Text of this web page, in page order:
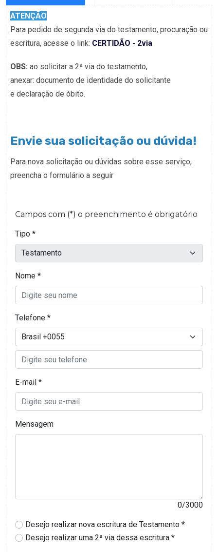
ATENÇÃO
Para pedido de segunda via do testamento, procuração ou
escritura, acesse o link: CERTIDÃO - 2via
OBS: ao solicitar a 2ª via do testamento,
anexar: documento de identidade do solicitante
e declaração de óbito.
Envie sua solicitação ou dúvida!
Para nova solicitação ou dúvidas sobre esse serviço,
preencha o formulário a seguir